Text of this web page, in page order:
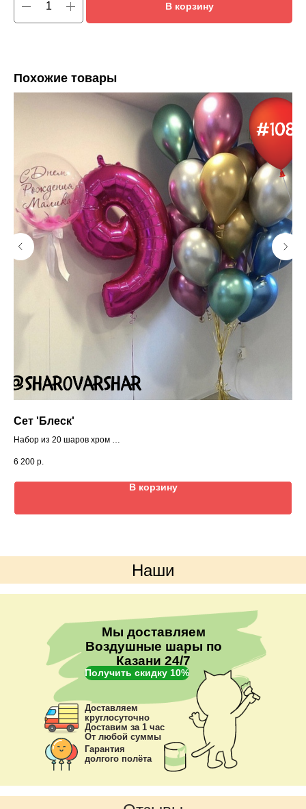
В корзину
Похожие товары
Сет 'Блеск'
Набор из 20 шаров хром
цифра
6 200 р.
В корзину
Наши
преимущества
Мы доставляем
Воздушные шары по
Казани 24/7
Получить скидку 10%
Доставляем
круглосуточно
Доставим за 1 час
От любой суммы
Гарантия
долгого полёта